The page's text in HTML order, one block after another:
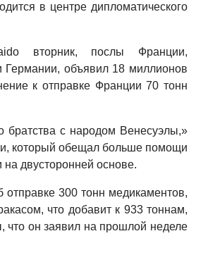
в центре дипломатического
вторник, послы Франции,
Германии, объявил 18 миллионов
к отправке Франции 70 тонн
братства с народом Венесуэлы,»
который обещал больше помощи
двусторонней основе.
300 тонн медикаментов,
что добавит к 933 тоннам,
что он заявил на прошлой неделе